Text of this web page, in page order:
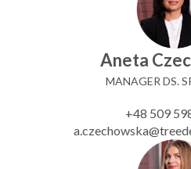
Aneta
MANAGER DS.
+48 509